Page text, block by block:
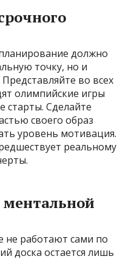
должно
точку, но и
во всех
олимпийские игры
старты. Сделайте
своего образ
уровень мотивация.
реальному
ментальной
не работают сами по
доска остается лишь